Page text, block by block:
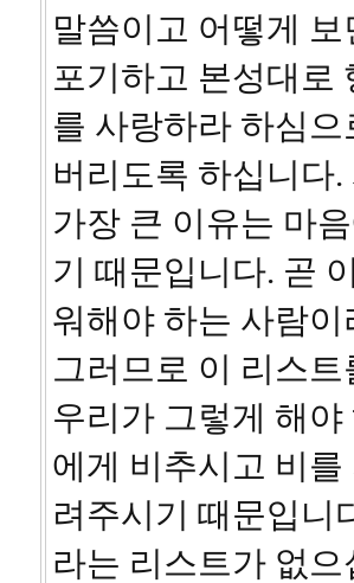
말씀이고 어떻게
포기하고 본성대로
를 사랑하라 하심
버리도록 하십니다
가장 큰 이유는 마
기 때문입니다. 곧
워해야 하는 사람
그러므로 이 리스
우리가 그렇게 해
에게 비추시고 비
려주시기 때문입니
라는 리스트가 없